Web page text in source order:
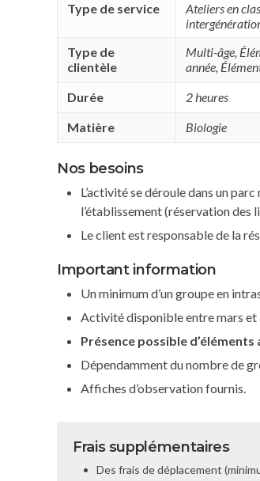
Type de service Ateliers en
Type de
clientèle
Multi-âge,
année,
Durée
2 heures
Matière
Biologie
Nos besoins
L’activité se déroule dans un
l’établissement (réservation des
Le client est responsable de la
Important information
Un minimum d’un groupe en
Activité disponible entre mars et
Présence possible d’éléments
Dépendamment du nombre de
Affiches d’observation fournis.
Frais supplémentaires
Des frais de déplacement